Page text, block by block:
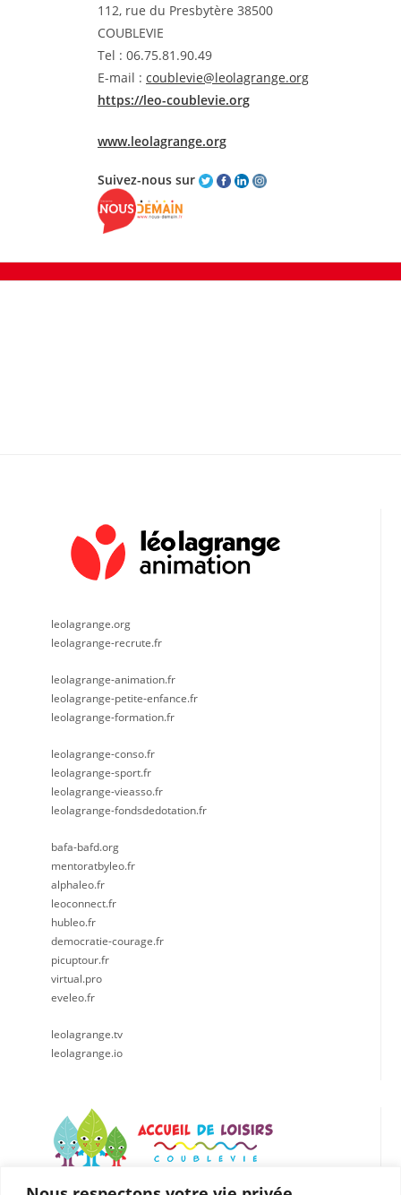
112, rue du Presbytère 38500
COUBLEVIE
Tel : 06.75.81.90.49
E-mail : coublevie@leolagrange.org
https://leo-coublevie.org
www.leolagrange.org
Suivez-nous sur
leolagrange.org
leolagrange-recrute.fr
leolagrange-animation.fr
leolagrange-petite-enfance.fr
leolagrange-formation.fr
leolagrange-conso.fr
leolagrange-sport.fr
leolagrange-vieasso.fr
leolagrange-fondsdedotation.fr
bafa-bafd.org
mentoratbyleo.fr
alphaleo.fr
leoconnect.fr
hubleo.fr
democratie-courage.fr
picuptour.fr
virtual.pro
eveleo.fr
leolagrange.tv
leolagrange.io